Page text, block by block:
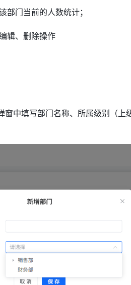
部门当前的人数统计；
辑、删除操作
窗中填写部门名称、所属级别（上